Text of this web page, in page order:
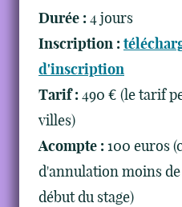
Durée :4 jours
Inscription :
d'inscription
Tarif :490 € (le tarif
villes)
Acompte :100 euros
d'annulation moins de
début du stage)